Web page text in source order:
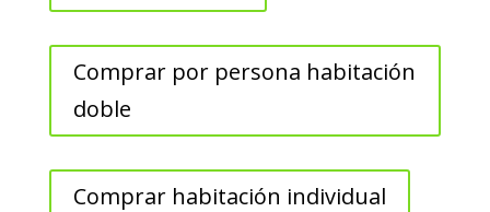
Comprar por persona habitación
doble
Comprar habitación individual